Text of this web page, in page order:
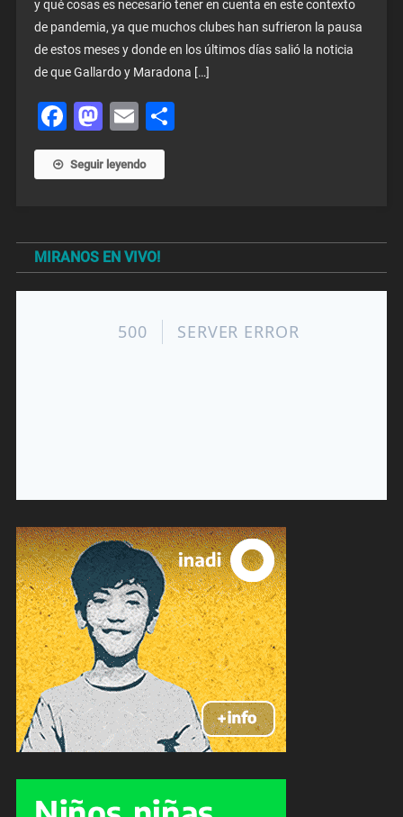
y qué cosas es necesario tener en cuenta en este contexto
de pandemia, ya que muchos clubes han sufrieron la pausa
de estos meses y donde en los últimos días salió la noticia
de que Gallardo y Maradona […]
Facebook
Mastodon
Email
Seguir leyendo
MIRANOS EN VIVO!